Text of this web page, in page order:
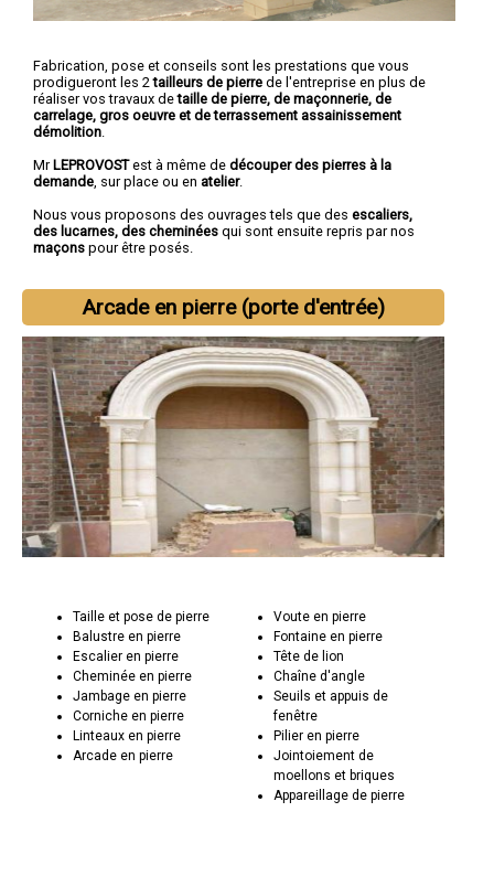
Fabrication, pose et conseils sont les prestations que vous
prodigueront les 2tailleurs de pierre de l'entreprise en plus de
réaliser vos travaux detaille de pierre, de maçonnerie, de
carrelage, gros oeuvre et de terrassement assainissement
démolition.
Mr LEPROVOSTest à même de découper des pierres à la
demande, sur place ou en atelier.
Nous vous proposons des ouvrages tels que des escaliers,
des lucarnes, des cheminées qui sont ensuite repris par nos
maçons pour être posés.
Arcade en pierre (porte d'entrée)
Taille et pose de pierre
Balustre en pierre
Escalier en pierre
Cheminée en pierre
Jambage en pierre
Corniche en pierre
Linteaux en pierre
Arcade en pierre
Voute en pierre
Fontaine en pierre
Tête de lion
Chaîne d'angle
Seuils et appuis de
fenêtre
Pilier en pierre
Jointoiement de
moellons et briques
Appareillage de pierre